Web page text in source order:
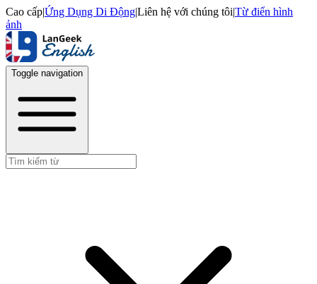
Cao cấp|Ứng Dụng Di Động|Liên hệ với chúng tôi|Từ điển hình
ảnh
Toggle navigation